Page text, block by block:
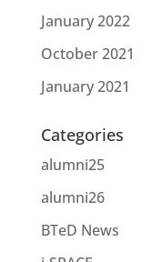
January 2022
October 2021
January 2021
Categories
alumni25
alumni26
BTeD News